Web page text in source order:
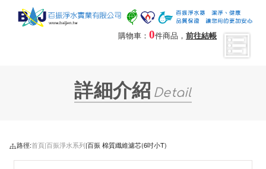
購物車： 0件商品， 前往結帳
詳細介紹 Detail
路徑:首頁|百振淨水系列|百振 棉質纖維濾芯(6吋小T)